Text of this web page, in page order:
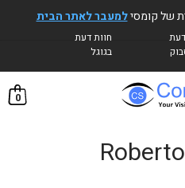
0
של קומסילמעבר לאתר הבית
חוות דעת
בגוגל